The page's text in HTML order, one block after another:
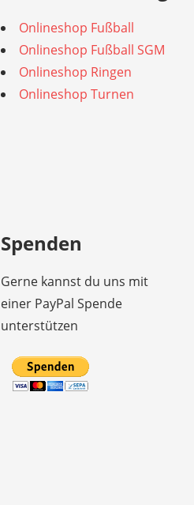
Onlineshop Fußball
Onlineshop Fußball SGM
Onlineshop Ringen
Onlineshop Turnen
Spenden
Gerne kannst du uns mit
einer PayPal Spende
unterstützen